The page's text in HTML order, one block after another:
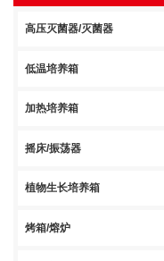
高压灭菌器/灭菌器
低温培养箱
加热培养箱
摇床/振荡器
植物生长培养箱
烤箱/熔炉